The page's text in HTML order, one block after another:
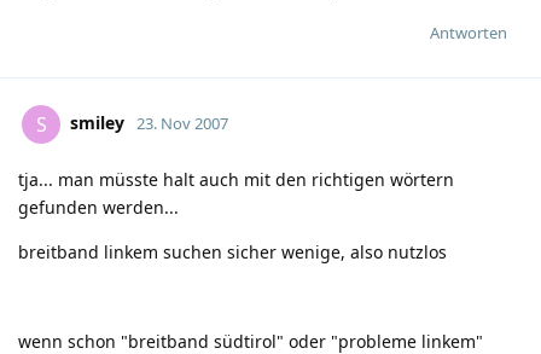
Antworten
S smiley 23. Nov 2007
tja... man müsste halt auch mit den richtigen wörtern
gefunden werden...
breitband linkem suchen sicher wenige, also nutzlos
wenn schon "breitband südtirol" oder "probleme linkem"